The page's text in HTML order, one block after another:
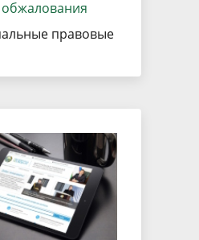
среднего
правовые